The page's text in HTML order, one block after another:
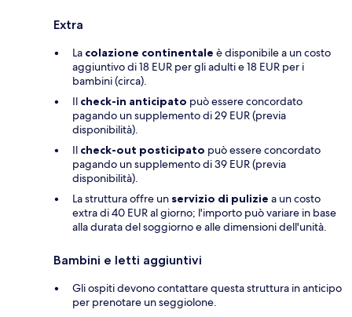
Extra
La colazione continentale è disponibile a un costo
aggiuntivo di 18 EUR per gli adulti e 18 EUR per i
bambini (circa).
Il check-in anticipato può essere concordato
pagando un supplemento di 29 EUR (previa
disponibilità).
Il check-out posticipato può essere concordato
pagando un supplemento di 39 EUR (previa
disponibilità).
La struttura offre un servizio di pulizie a un costo
extra di 40 EUR al giorno; l'importo può variare in base
alla durata del soggiorno e alle dimensioni dell'unità.
Bambini e letti aggiuntivi
Gli ospiti devono contattare questa struttura in anticipo
per prenotare un seggiolone.